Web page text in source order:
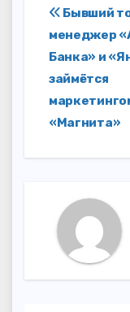
по
Бывший
менеджер
Банка» и
займётся
«Магнита»